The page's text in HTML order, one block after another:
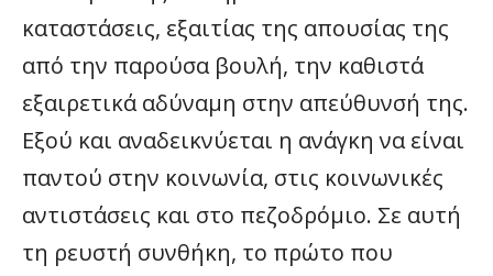
καταστάσεις, εξαιτίας της απουσίας της
από την παρούσα βουλή, την καθιστά
εξαιρετικά αδύναμη στην απεύθυνσή της.
Εξού και αναδεικνύεται η ανάγκη να είναι
παντού στην κοινωνία, στις κοινωνικές
αντιστάσεις και στο πεζοδρόμιο. Σε αυτή
τη ρευστή συνθήκη, το πρώτο που